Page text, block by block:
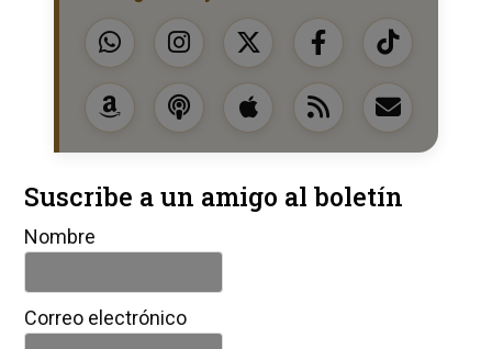
Suscribe a un amigo al boletín
Nombre
Correo electrónico